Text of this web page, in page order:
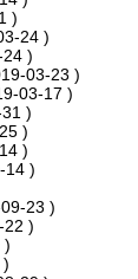
)
24 )
)
03-23 )
03-17 )
)
)
)
14 )
23 )
22 )
)